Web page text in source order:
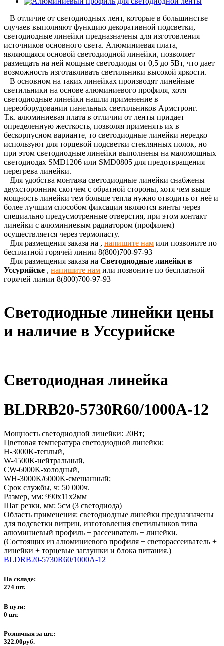
В отличие от светодиодных лент, которые в большинстве
случаев выполняют функцию декоративной подсветки,
светодиодные линейки предназначены для изготовления
источников основного света. Алюминиевая плата,
являющаяся основой светодиодной линейки, позволяет
размещать на ней мощные светодиоды от 0,5 до 5Вт, что дает
возможность изготавливать светильники высокой яркости.
В основном на таких линейках производят линейные
светильники на основе алюминиевого профиля, хотя
светодиодные линейки нашли применение в
переоборудовании панельных светильников Армстронг.
Т.к. алюминиевая плата в отличии от ленты придает
определенную жесткость, позволяя применять их в
бескорпусном варианте, то светодиодные линейки нередко
используют для торцевой подсветки стеклянных полок, но
при этом светодиодные линейки выполнены на маломощных
светодиодах SMD1206 или SMD0805 для предотвращения
перегрева линейки.
Для удобства монтажа светодиодные линейки снабжены
двухсторонним скотчем с обратной стороны, хотя чем выше
мощность линейки тем больше тепла нужно отводить от неё и
более лучшим способом фиксации являются винты через
специально предусмотренные отверстия, при этом контакт
линейки с алюминиевым радиатором (профилем)
осуществляется через термопасту.
Для размещения заказа на , напишите нам или позвоните по
бесплатной горячей линии 8(800)700-97-93
Для размещения заказа на Светодиодные линейки в
Уссурийске , напишите нам или позвоните по бесплатной
горячей линии 8(800)700-97-93
Светодиодные линейки цены
и наличие в Уссурийске
Светодиодная линейка
BLDRB20-5730R60/1000A-12
Мощность светодиодной линейки: 20Вт;
Цветовая температура светодиодной линейки:
H-3000K-теплый,
W-4500К-нейтральный,
CW-6000K-холодный,
WH-3000K/6000K-смешанный;
Срок службы, ч: 50 000ч.
Размер, мм: 990х11х2мм
Шаг резки, мм: 5см (3 светодиода)
Область применения: светодиодные линейки предназначены
для подсветки витрин, изготовления светильников типа
алюминиевый профиль + рассеиватель + линейки.
(Состоящих из алюминиевого профиля + светорассеиватель +
линейки + торцевые заглушки и блока питания.)
BLDRB20-5730R60/1000A-12
На складе:
274 шт.
В пути:
0 шт.
Розничная за шт.:
322.00руб.